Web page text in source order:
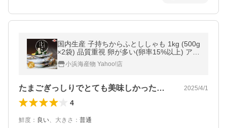
国内生産 子持ちからふとししゃも 1kg (500g
×2袋) 品質重視 卵が多い(卵率15%以上) アイ
スランド産 樺太シシャモ メス 便利バラ凍結
小浜海産物 爆買
小浜海産物 Yahoo!店
たまごぎっしりでとても美味しかった、開… 2025/4/1
4
鮮度 ： 良い、 大きさ ： 普通